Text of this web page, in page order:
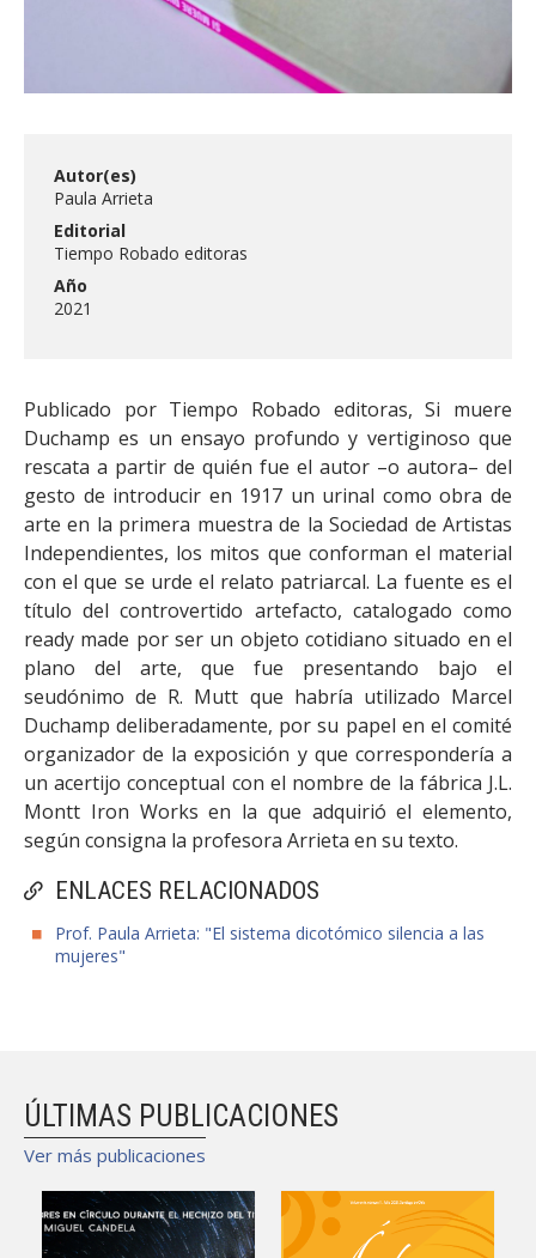
Académicas/os
Autor(es)
Paula Arrieta
Editorial
Tiempo Robado editoras
Año
2021
ENLACES RELACIONADOS
Prof. Paula Arrieta: "El sistema dicotómico silencia a las
mujeres"
Publicado por Tiempo Robado editoras, Si muere
Duchamp es un ensayo profundo y vertiginoso que
rescata a partir de quién fue el autor –o autora– del
gesto de introducir en 1917 un urinal como obra de
arte en la primera muestra de la Sociedad de Artistas
Independientes, los mitos que conforman el material
con el que se urde el relato patriarcal. La fuente es el
título del controvertido artefacto, catalogado como
ready made por ser un objeto cotidiano situado en el
plano del arte, que fue presentando bajo el
seudónimo de R. Mutt que habría utilizado Marcel
Duchamp deliberadamente, por su papel en el comité
organizador de la exposición y que correspondería a
un acertijo conceptual con el nombre de la fábrica J.L.
Montt Iron Works en la que adquirió el elemento,
según consigna la profesora Arrieta en su texto.
ÚLTIMAS PUBLICACIONES
Ver más publicaciones